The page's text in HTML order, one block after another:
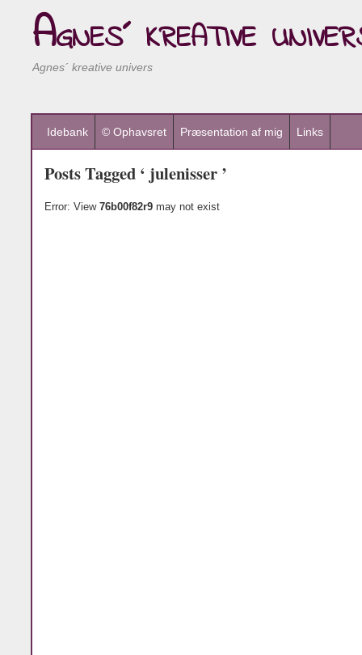
Agnes´ kreative
Agnes´ kreative univers
Idebank © Ophavsret Præsentation af mig Links
Posts Tagged ‘ julenisser ’
Error: View 76b00f82r9 may not exist